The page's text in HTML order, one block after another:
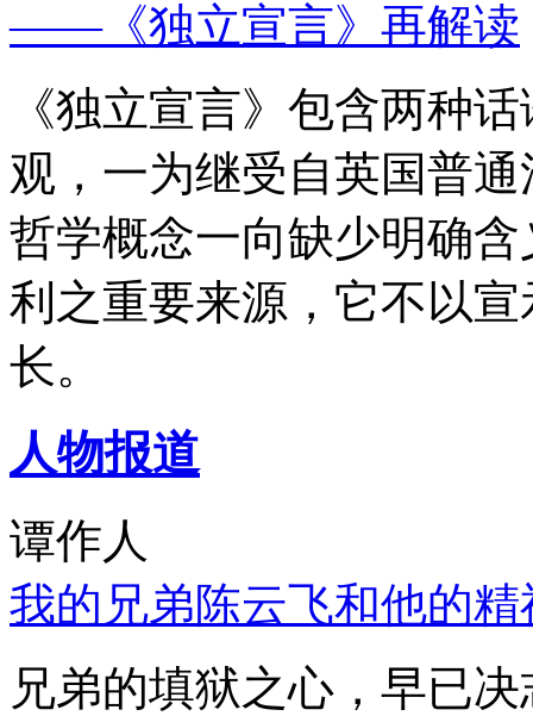
——《独立宣言》再解读
《独立宣言》包含两种
观，一为继受自英国普
哲学概念一向缺少明确
利之重要来源，它不以
长。
人物报道
谭作人
我的兄弟陈云飞和他的
兄弟的填狱之心，早已